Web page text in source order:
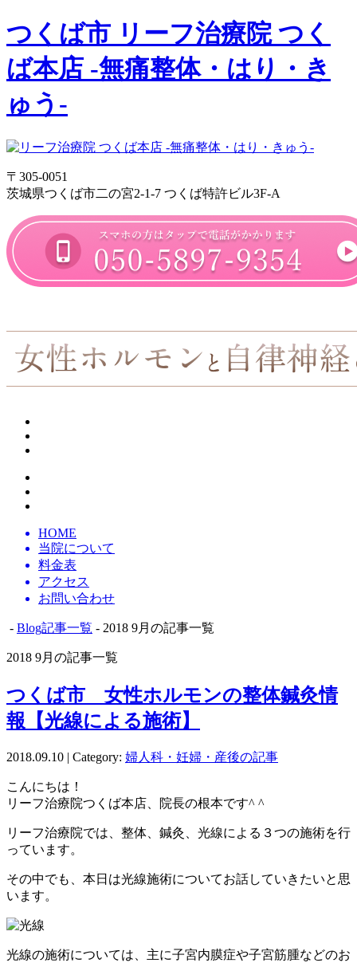
つくば市 リーフ治療院 つく
ば本店 -無痛整体・はり・き
ゅう-
〒305-0051
茨城県つくば市二の宮2-1-7 つくば特許ビル3F-A
HOME
当院について
料金表
アクセス
お問い合わせ
- Blog記事一覧 - 2018 9月の記事一覧
2018 9月の記事一覧
つくば市 女性ホルモンの整体鍼灸情
報【光線による施術】
2018.09.10 | Category: 婦人科・妊婦・産後の記事
こんにちは！
リーフ治療院つくば本店、院長の根本です^ ^
リーフ治療院では、整体、鍼灸、光線による３つの施術を行
っています。
その中でも、本日は光線施術についてお話していきたいと思
います。
光線の施術については、主に子宮内膜症や子宮筋腫などのお